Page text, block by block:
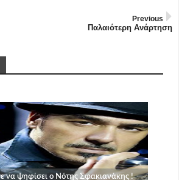
Previous
Παλαιότερη Ανάρτηση